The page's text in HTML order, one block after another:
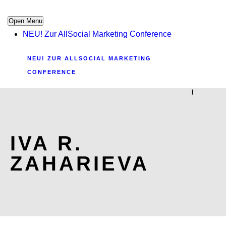
Open Menu
NEU! Zur AllSocial Marketing Conference
NEU! ZUR ALLSOCIAL MARKETING
CONFERENCE
|
IVA R.
ZAHARIEVA